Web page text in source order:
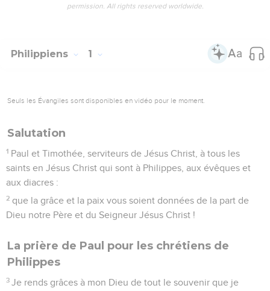
permission. All rights reserved worldwide.
Philippiens 1
Seuls les Évangiles sont disponibles en vidéo pour le moment.
Salutation
1 Paul et Timothée, serviteurs de Jésus Christ, à tous les
saints en Jésus Christ qui sont à Philippes, aux évêques et
aux diacres :
2 que la grâce et la paix vous soient données de la part de
Dieu notre Père et du Seigneur Jésus Christ !
La prière de Paul pour les chrétiens de
Philippes
3 Je rends grâces à mon Dieu de tout le souvenir que je